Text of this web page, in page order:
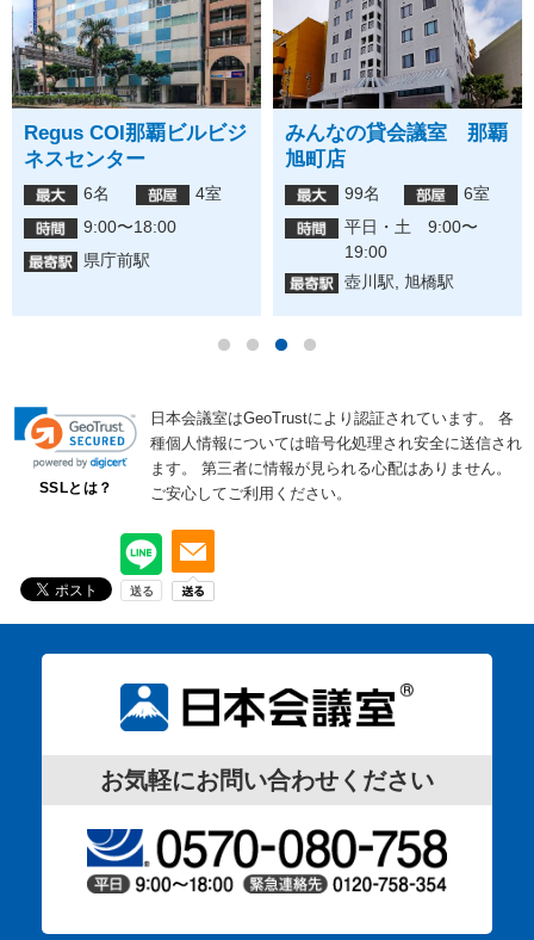
Regus COI那覇ビルビジ
ネスセンター
6名
4室
9:00〜18:00
県庁前駅
みんなの貸会議室 那覇
旭町店
99名
6室
平日・土 9:00〜
19:00
壺川駅, 旭橋駅
SSLとは？
日本会議室はGeoTrustにより認証されています。
各
種個人情報については暗号化処理され安全に送信され
ます。
第三者に情報が見られる心配はありません。
ご安心してご利用ください。
お気軽にお問い合わせください